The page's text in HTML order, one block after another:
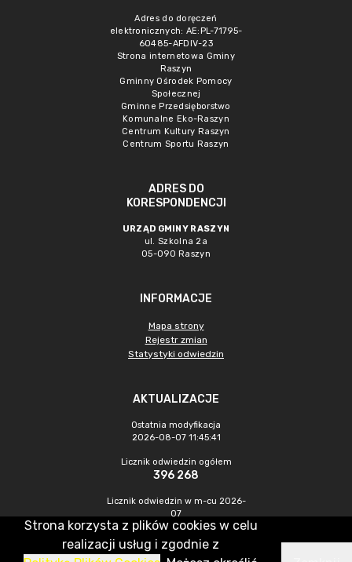
Adres do doręczeń
elektronicznych: AE:PL-71795-
60485-AFDIV-23
Strona internetowa Gminy
Raszyn
Gminny Ośrodek Pomocy
Społecznej
Gminne Przedsięborstwo
Komunalne Eko-Raszyn
Centrum Kultury Raszyn
Centrum Sportu Raszyn
ADRES DO
KORESPONDENCJI
URZĄD GMINY RASZYN
ul. Szkolna 2a
05-090 Raszyn
INFORMACJE
Mapa strony
Rejestr zmian
Statystyki odwiedzin
AKTUALIZACJE
Ostatnia modyfikacja
2026-08-07 11:45:41
Licznik odwiedzin ogółem
396 268
Licznik odwiedzin w m-cu 2026-
07
1 579
Strona korzysta z plików cookies w celu
realizacji usług i zgodnie z